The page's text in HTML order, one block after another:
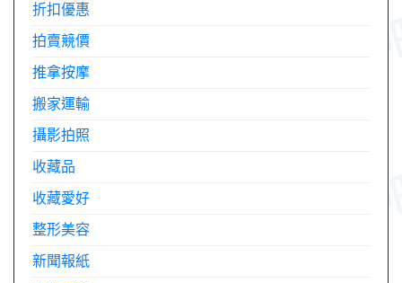
折扣優惠
拍賣競價
推拿按摩
搬家運輸
攝影拍照
收藏品
收藏愛好
整形美容
新聞報紙